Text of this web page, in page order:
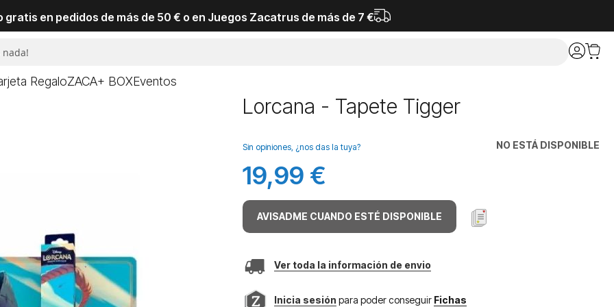
gratis en pedidos de más de 50 € o en Juegos Zacatrus de más de 7 €
RegaloZACA+ BOXEventos
Lorcana - Tapete Tigger
NO ESTÁ DISPONIBLE
Sin opiniones, ¿nos das la tuya?
19,99 €
AVISADME CUANDO ESTÉ DISPONIBLE
Ver toda la información de envio
Inicia sesión para poder conseguir Fichas